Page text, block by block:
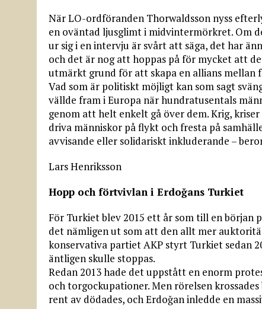
När LO-ordföranden Thorwaldsson nyss
en oväntad ljusglimt i midvintermörkret. Om
ur sig i en intervju är svårt att säga, det har
och det är nog att hoppas på för mycket att
utmärkt grund för att skapa en allians
Vad som är politiskt möjligt kan som sagt
vällde fram i Europa när hundratusentals
genom att helt enkelt gå över dem. Krig,
driva människor på flykt och fresta på
avvisande eller solidariskt inkluderande –
Lars Henriksson
Hopp och förtvivlan i Erdoğans Turkiet
För Turkiet blev 2015 ett år som till en början
det nämligen ut som att den allt mer
konservativa partiet AKP styrt Turkiet sedan
äntligen skulle stoppas.
Redan 2013 hade det uppstått en enorm
och torgockupationer. Men rörelsen
rent av dödades, och Erdoğan inledde en